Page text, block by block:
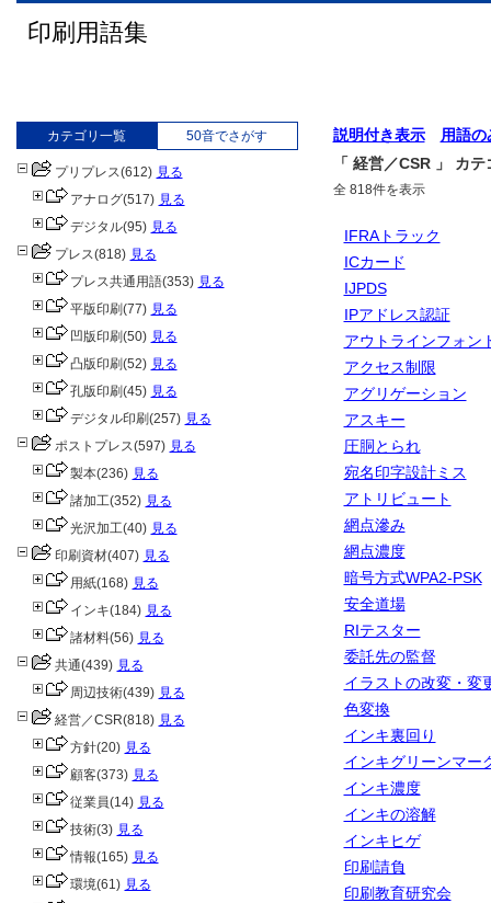
印刷用語集
カテゴリ一覧 50音でさがす
プリプレス(612) 見る
アナログ(517) 見る
デジタル(95) 見る
プレス(818) 見る
プレス共通用語(353) 見る
平版印刷(77) 見る
凹版印刷(50) 見る
凸版印刷(52) 見る
孔版印刷(45) 見る
デジタル印刷(257) 見る
ポストプレス(597) 見る
製本(236) 見る
諸加工(352) 見る
光沢加工(40) 見る
印刷資材(407) 見る
用紙(168) 見る
インキ(184) 見る
諸材料(56) 見る
共通(439) 見る
周辺技術(439) 見る
経営／CSR(818) 見る
方針(20) 見る
顧客(373) 見る
従業員(14) 見る
技術(3) 見る
情報(165) 見る
環境(61) 見る
説明付き表示
用語の
「 経営／CSR 」 カ
全 818件を表示
IFRAトラック
ICカード
IJPDS
IPアドレス認証
アウトラインフォン
アクセス制限
アグリゲーション
アスキー
圧胴とられ
宛名印字設計ミス
アトリビュート
網点滲み
網点濃度
暗号方式WPA2-PSK
安全道場
RIテスター
委託先の監督
イラストの改変・変
色変換
インキ裏回り
インキグリーンマー
インキ濃度
インキの溶解
インキヒゲ
印刷請負
印刷教育研究会